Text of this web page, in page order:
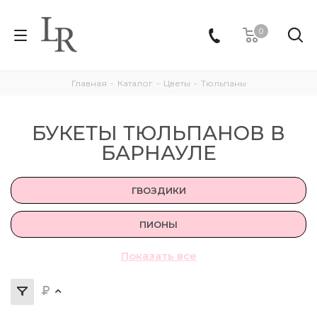
0
Главная - Каталог - Цветы - Тюльпаны
БУКЕТЫ ТЮЛЬПАНОВ В
БАРНАУЛЕ
ГВОЗДИКИ
ПИОНЫ
ТЮЛЬПАНЫ
Показать все